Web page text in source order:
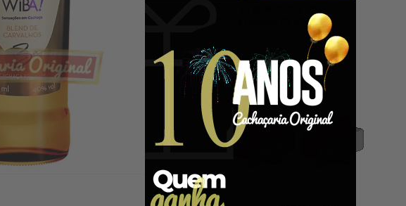
Economize: R$ 4,74